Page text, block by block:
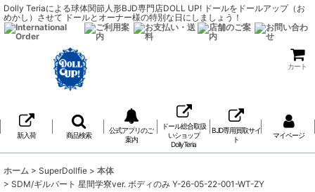
Dolly Teriaによる球体関節人形BJD専門店DOLL UP! ドールをドールアップ（お
めかし）させて ドールとオーナー様の特別な日にしましょう！
カート
新入荷 商品検索
公式アプリのご
案内
ドール総合取扱
いショップ
DollyTeria
BJD専用買取サイ
ト
マイページ
ホーム > SuperDollfie > 本体
> SDM/ギルバート 星間学寮ver. ボディのみ Y-26-05-22-001-WT-ZY